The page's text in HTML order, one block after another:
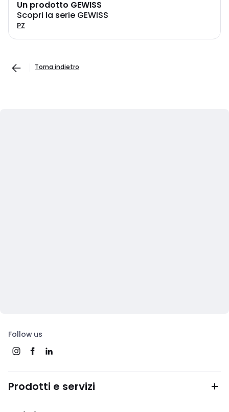
Un prodotto GEWISS
Scopri la serie GEWISS
PZ
Torna indietro
Follow us
Prodotti e servizi